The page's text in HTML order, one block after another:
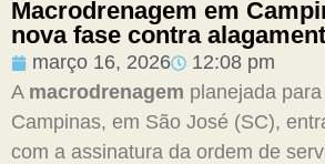
Macrodrenagem em
nova fase contra
março 16, 2026
12:08 pm
A macrodrenagem planejada
Campinas, em São José (SC),
com a assinatura da ordem de